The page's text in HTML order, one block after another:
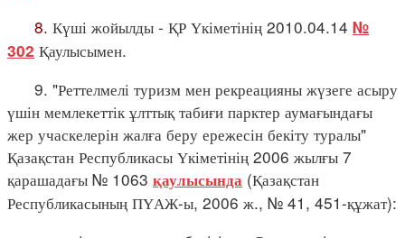
8. Күші жойылды - ҚР Үкіметінің 2010.04.14 №
302 Қаулысымен.
9. "Реттелмелі туризм мен рекреацияны жүзеге асыру
үшін мемлекеттік ұлттық табиғи парктер аумағындағы
жер учаскелерін жалға беру ережесін бекіту туралы"
Қазақстан Республикасы Үкіметінің 2006 жылғы 7
қарашадағы № 1063 қаулысында (Қазақстан
Республикасының ПҮАЖ-ы, 2006 ж., № 41, 451-құжат):